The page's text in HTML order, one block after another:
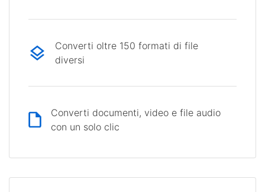
Converti oltre 150 formati di file
diversi
Converti documenti, video e file audio
con un solo clic